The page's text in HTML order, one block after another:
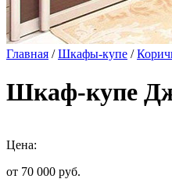
Главная /Шкафы-купе /
Шкаф-купе
Цена:
от 70 000 руб.